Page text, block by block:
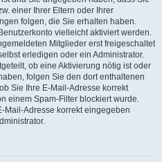
einer Ihrer Eltern oder Ihrer
folgen, die Sie erhalten haben.
vielleicht aktiviert werden.
Mitglieder erst freigeschaltet
erledigen oder ein Administrator.
ob eine Aktivierung nötig ist oder
folgen Sie den dort enthaltenen
Sie Ihre E-Mail-Adresse korrekt
einem Spam-Filter blockiert wurde.
Mail-Adresse korrekt eingegeben